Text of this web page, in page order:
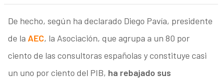
De hecho, según ha declarado Diego Pavía, presidente
de la AEC, la Asociación, que agrupa a un 80 por
ciento de las consultoras españolas y constituye casi
un uno por ciento del PIB, ha rebajado sus